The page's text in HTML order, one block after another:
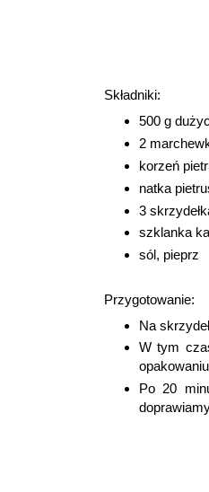
Składniki:
500 g
2
korzeń
natka
3
szklanka
sól, pieprz
Przygotowanie:
Na
W tym
Po 20